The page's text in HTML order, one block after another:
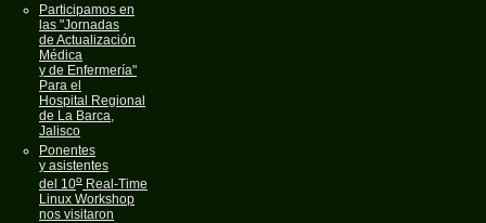
Participamos en
las "Jornadas
de Actualización
Médica
y de Enfermería"
Para el
Hospital Regional
de La Barca,
Jalisco
Ponentes
y asistentes
del 10o Real-Time
Linux Workshop
nos visitaron